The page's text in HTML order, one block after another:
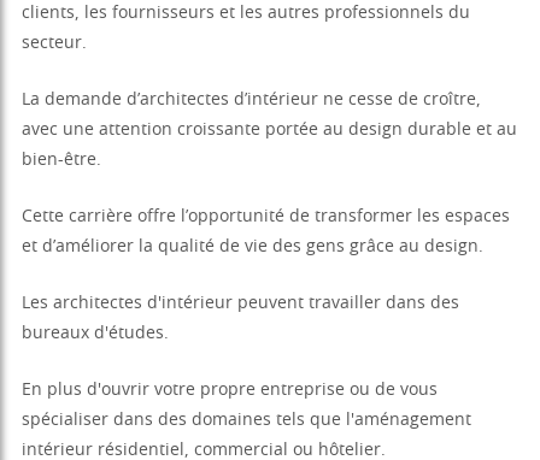
clients, les fournisseurs et les autres professionnels du
secteur.
La demande d’architectes d’intérieur ne cesse de croître,
avec une attention croissante portée au design durable et au
bien-être.
Cette carrière offre l’opportunité de transformer les espaces
et d’améliorer la qualité de vie des gens grâce au design.
Les architectes d'intérieur peuvent travailler dans des
bureaux d'études.
En plus d'ouvrir votre propre entreprise ou de vous
spécialiser dans des domaines tels que l'aménagement
intérieur résidentiel, commercial ou hôtelier.